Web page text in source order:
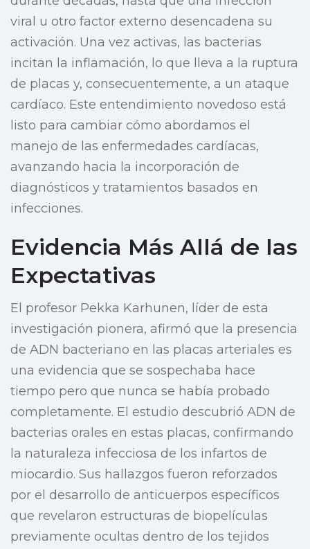
viral u otro factor externo desencadena su
activación. Una vez activas, las bacterias
incitan la inflamación, lo que lleva a la ruptura
de placas y, consecuentemente, a un ataque
cardíaco. Este entendimiento novedoso está
listo para cambiar cómo abordamos el
manejo de las enfermedades cardíacas,
avanzando hacia la incorporación de
diagnósticos y tratamientos basados en
infecciones.
Evidencia Más Allá de las
Expectativas
El profesor Pekka Karhunen, líder de esta
investigación pionera, afirmó que la presencia
de ADN bacteriano en las placas arteriales es
una evidencia que se sospechaba hace
tiempo pero que nunca se había probado
completamente. El estudio descubrió ADN de
bacterias orales en estas placas, confirmando
la naturaleza infecciosa de los infartos de
miocardio. Sus hallazgos fueron reforzados
por el desarrollo de anticuerpos específicos
que revelaron estructuras de biopelículas
previamente ocultas dentro de los tejidos